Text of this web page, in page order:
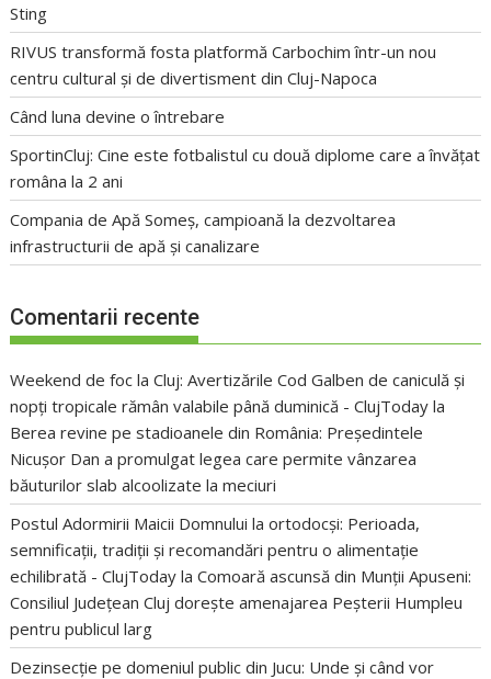
Sting
RIVUS transformă fosta platformă Carbochim într-un nou
centru cultural și de divertisment din Cluj-Napoca
Când luna devine o întrebare
SportinCluj: Cine este fotbalistul cu două diplome care a învățat
româna la 2 ani
Compania de Apă Someș, campioană la dezvoltarea
infrastructurii de apă și canalizare
Comentarii recente
Weekend de foc la Cluj: Avertizările Cod Galben de caniculă și
nopți tropicale rămân valabile până duminică - ClujToday la
Berea revine pe stadioanele din România: Președintele
Nicușor Dan a promulgat legea care permite vânzarea
băuturilor slab alcoolizate la meciuri
Postul Adormirii Maicii Domnului la ortodocși: Perioada,
semnificații, tradiții și recomandări pentru o alimentație
echilibrată - ClujToday laComoară ascunsă din Munții Apuseni:
Consiliul Județean Cluj dorește amenajarea Peșterii Humpleu
pentru publicul larg
Dezinsecție pe domeniul public din Jucu: Unde și când vor